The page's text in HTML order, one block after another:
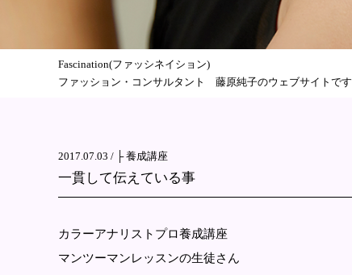
Fascination(ファッシネイション)
ファッション・コンサルタント 藤原純子のウェブサイトです
2017.07.03 / ├ 養成講座
一貫して伝えている事
カラーアナリストプロ養成講座
マンツーマンレッスンの生徒さん